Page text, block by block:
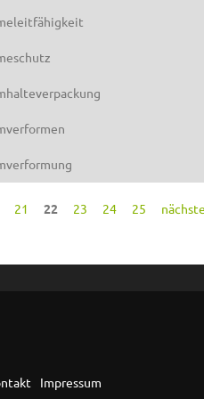
21 22 23 24 25
Impressum